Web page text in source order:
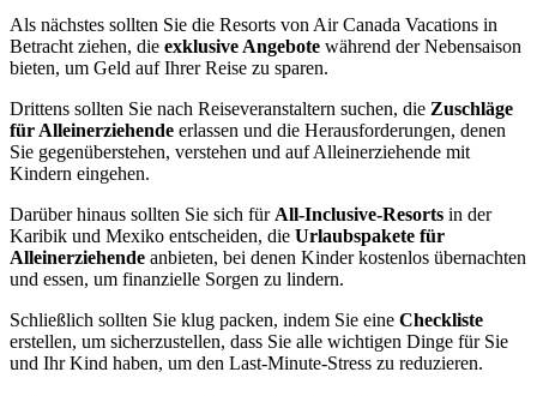
Als nächstes sollten Sie die Resorts von Air Canada Vacations in
Betracht ziehen, die exklusive Angebote während der Nebensaison
bieten, um Geld auf Ihrer Reise zu sparen.
Drittens sollten Sie nach Reiseveranstaltern suchen, die Zuschläge
für Alleinerziehende erlassen und die Herausforderungen, denen
Sie gegenüberstehen, verstehen und auf Alleinerziehende mit
Kindern eingehen.
Darüber hinaus sollten Sie sich für All-Inclusive-Resorts in der
Karibik und Mexiko entscheiden, die Urlaubspakete für
Alleinerziehende anbieten, bei denen Kinder kostenlos übernachten
und essen, um finanzielle Sorgen zu lindern.
Schließlich sollten Sie klug packen, indem Sie eine Checkliste
erstellen, um sicherzustellen, dass Sie alle wichtigen Dinge für Sie
und Ihr Kind haben, um den Last-Minute-Stress zu reduzieren.